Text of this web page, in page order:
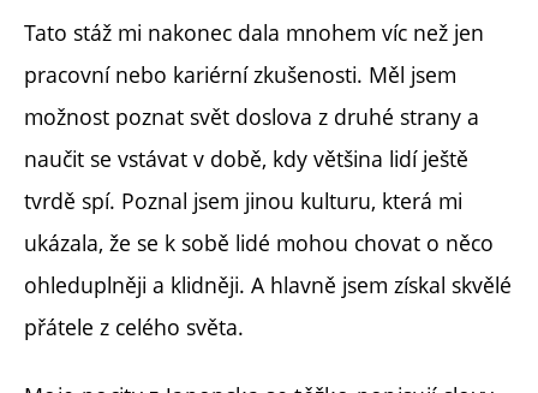
Tato stáž mi nakonec dala mnohem víc než jen
pracovní nebo kariérní zkušenosti. Měl jsem
možnost poznat svět doslova z druhé strany a
naučit se vstávat v době, kdy většina lidí ještě
tvrdě spí. Poznal jsem jinou kulturu, která mi
ukázala, že se k sobě lidé mohou chovat o něco
ohleduplněji a klidněji. A hlavně jsem získal skvělé
přátele z celého světa.